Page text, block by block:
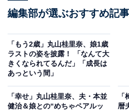
編集部が選ぶおすすめ記事
「もう2歳」丸山桂里奈、娘1歳
ラストの姿を披露！ 「なんて大
きくなられてるんだ」「成長は
あっという間」
「幸せ」丸山桂里奈、夫・本並
健治＆娘との“めちゃペアルッ
暦